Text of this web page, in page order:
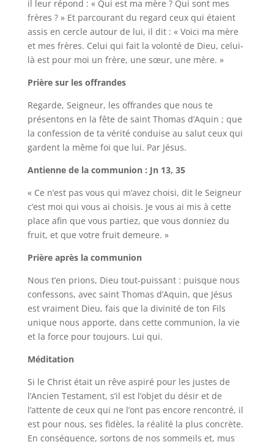
il leur répond : « Qui est ma mère ? Qui sont mes
frères ? » Et parcourant du regard ceux qui étaient
assis en cercle autour de lui, il dit : « Voici ma mère
et mes frères. Celui qui fait la volonté de Dieu, celui-
là est pour moi un frère, une sœur, une mère. »
Prière sur les offrandes
Regarde, Seigneur, les offrandes que nous te
présentons en la fête de saint Thomas d’Aquin ; que
la confession de ta vérité conduise au salut ceux qui
gardent la même foi que lui. Par Jésus.
Antienne de la communion : Jn 13, 35
« Ce n’est pas vous qui m’avez choisi, dit le Seigneur
c’est moi qui vous ai choisis. Je vous ai mis à cette
place afin que vous partiez, que vous donniez du
fruit, et que votre fruit demeure. »
Prière après la communion
Nous t’en prions, Dieu tout-puissant : puisque nous
confessons, avec saint Thomas d’Aquin, que Jésus
est vraiment Dieu, fais que la divinité de ton Fils
unique nous apporte, dans cette communion, la vie
et la force pour toujours. Lui qui.
Méditation
Si le Christ était un rêve aspiré pour les justes de
l’Ancien Testament, s’il est l’objet du désir et de
l’attente de ceux qui ne l’ont pas encore rencontré, il
est pour nous, ses fidèles, la réalité la plus concrète.
En conséquence, sortons de nos sommeils et, mus